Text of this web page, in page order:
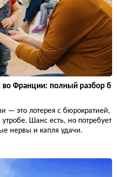
во Франции: полный разбор б
— это лотерея с бюрократией,
Шанс есть, но потребует
нервы и капля удачи.